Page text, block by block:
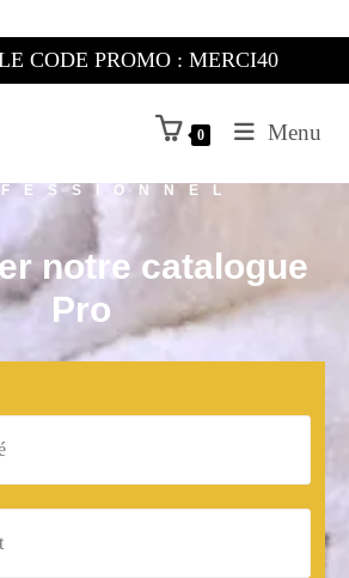
CODE PROMO : MERCI40
0 Menu
notre catalogue
Pro